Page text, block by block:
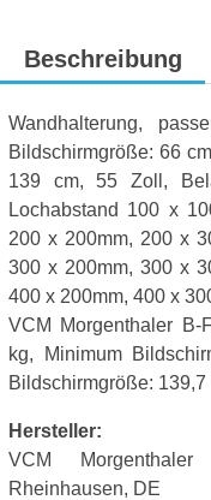
Beschreibung
Wandhalterung,
Bildschirmgröße: 66
139 cm, 55 Zoll,
Lochabstand 100 x
200 x 200mm, 200 x
300 x 200mm, 300 x
400 x 200mm, 400 x
VCM Morgenthaler B-
kg, Minimum
Bildschirmgröße:
Hersteller:
VCM
Rheinhausen, DE